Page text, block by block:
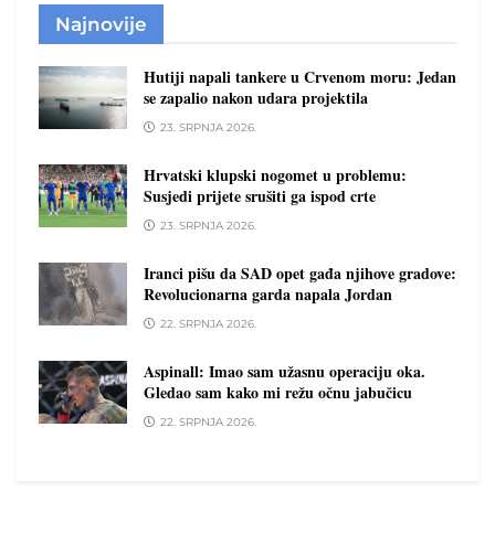
Najnovije
Hutiji napali tankere u Crvenom moru: Jedan
se zapalio nakon udara projektila
23. SRPNJA 2026.
Hrvatski klupski nogomet u problemu:
Susjedi prijete srušiti ga ispod crte
23. SRPNJA 2026.
Iranci pišu da SAD opet gađa njihove gradove:
Revolucionarna garda napala Jordan
22. SRPNJA 2026.
Aspinall: Imao sam užasnu operaciju oka.
Gledao sam kako mi režu očnu jabučicu
22. SRPNJA 2026.